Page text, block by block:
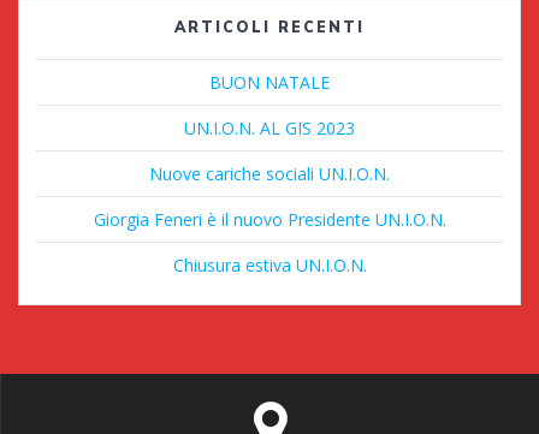
ARTICOLI RECENTI
BUON NATALE
UN.I.O.N. AL GIS 2023
Nuove cariche sociali UN.I.O.N.
Giorgia Feneri è il nuovo Presidente UN.I.O.N.
Chiusura estiva UN.I.O.N.